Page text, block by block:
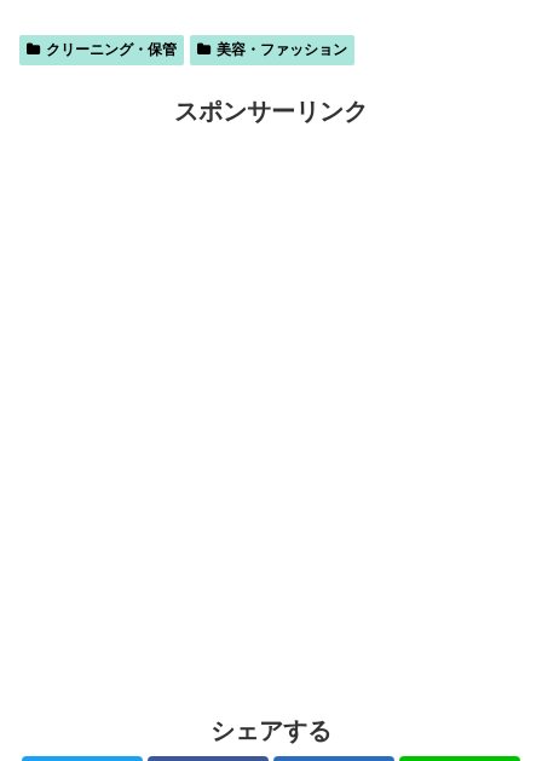
クリーニング・保管 美容・ファッション
スポンサーリンク
シェアする